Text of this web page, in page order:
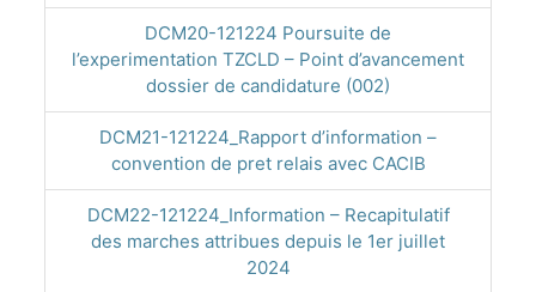
DCM20-121224 Poursuite de
l’experimentation TZCLD – Point d’avancement
dossier de candidature (002)
DCM21-121224_Rapport d’information –
convention de pret relais avec CACIB
DCM22-121224_Information – Recapitulatif
des marches attribues depuis le 1er juillet
2024